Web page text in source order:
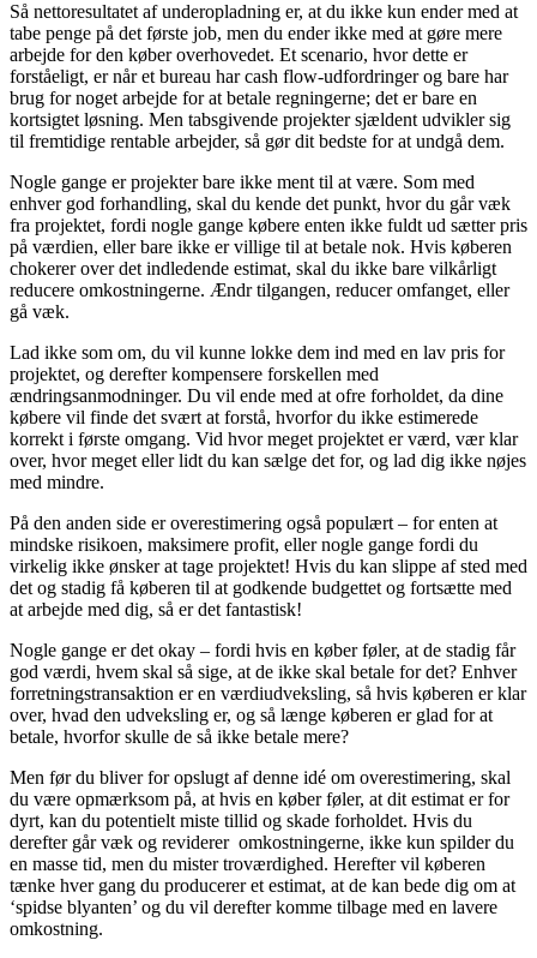
Så nettoresultatet af underopladning er, at du ikke kun ender med at
tabe penge på det første job, men du ender ikke med at gøre mere
arbejde for den køber overhovedet. Et scenario, hvor dette er
forståeligt, er når et bureau har cash flow-udfordringer og bare har
brug for noget arbejde for at betale regningerne; det er bare en
kortsigtet løsning. Men tabsgivende projekter sjældent udvikler sig
til fremtidige rentable arbejder, så gør dit bedste for at undgå dem.
Nogle gange er projekter bare ikke ment til at være. Som med
enhver god forhandling, skal du kende det punkt, hvor du går væk
fra projektet, fordi nogle gange købere enten ikke fuldt ud sætter pris
på værdien, eller bare ikke er villige til at betale nok. Hvis køberen
chokerer over det indledende estimat, skal du ikke bare vilkårligt
reducere omkostningerne. Ændr tilgangen, reducer omfanget, eller
gå væk.
Lad ikke som om, du vil kunne lokke dem ind med en lav pris for
projektet, og derefter kompensere forskellen med
ændringsanmodninger. Du vil ende med at ofre forholdet, da dine
købere vil finde det svært at forstå, hvorfor du ikke estimerede
korrekt i første omgang. Vid hvor meget projektet er værd, vær klar
over, hvor meget eller lidt du kan sælge det for, og lad dig ikke nøjes
med mindre.
På den anden side er overestimering også populært – for enten at
mindske risikoen, maksimere profit, eller nogle gange fordi du
virkelig ikke ønsker at tage projektet! Hvis du kan slippe af sted med
det og stadig få køberen til at godkende budgettet og fortsætte med
at arbejde med dig, så er det fantastisk!
Nogle gange er det okay – fordi hvis en køber føler, at de stadig får
god værdi, hvem skal så sige, at de ikke skal betale for det? Enhver
forretningstransaktion er en værdiudveksling, så hvis køberen er klar
over, hvad den udveksling er, og så længe køberen er glad for at
betale, hvorfor skulle de så ikke betale mere?
Men før du bliver for opslugt af denne idé om overestimering, skal
du være opmærksom på, at hvis en køber føler, at dit estimat er for
dyrt, kan du potentielt miste tillid og skade forholdet. Hvis du
derefter går væk og reviderer omkostningerne, ikke kun spilder du
en masse tid, men du mister troværdighed. Herefter vil køberen
tænke hver gang du producerer et estimat, at de kan bede dig om at
‘spidse blyanten’ og du vil derefter komme tilbage med en lavere
omkostning.